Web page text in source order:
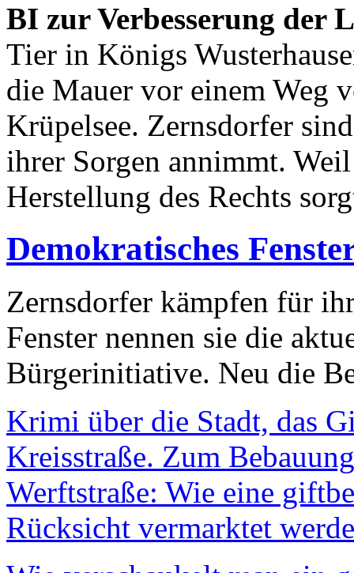
BI zur Verbesserung der
Tier in Königs
die Mauer vor einem Weg
Krüpelsee. Zernsdorfer
ihrer Sorgen annimmt.
Herstellung des Rechts
Demokratisches
Zernsdorfer kämpfen für
Fenster nennen sie die
Bürgerinitiative. Neu die
Krimi über die Stadt, das
Kreisstraße. Zum
Werftstraße: Wie eine
Rücksicht vermarktet